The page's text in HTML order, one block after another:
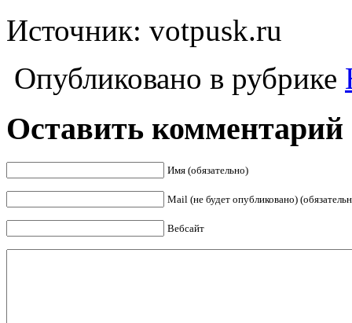
Источник: votpusk.ru
Опубликовано в рубрике
Оставить комментарий
Имя (обязательно)
Mail (не будет опубликовано)
Вебсайт